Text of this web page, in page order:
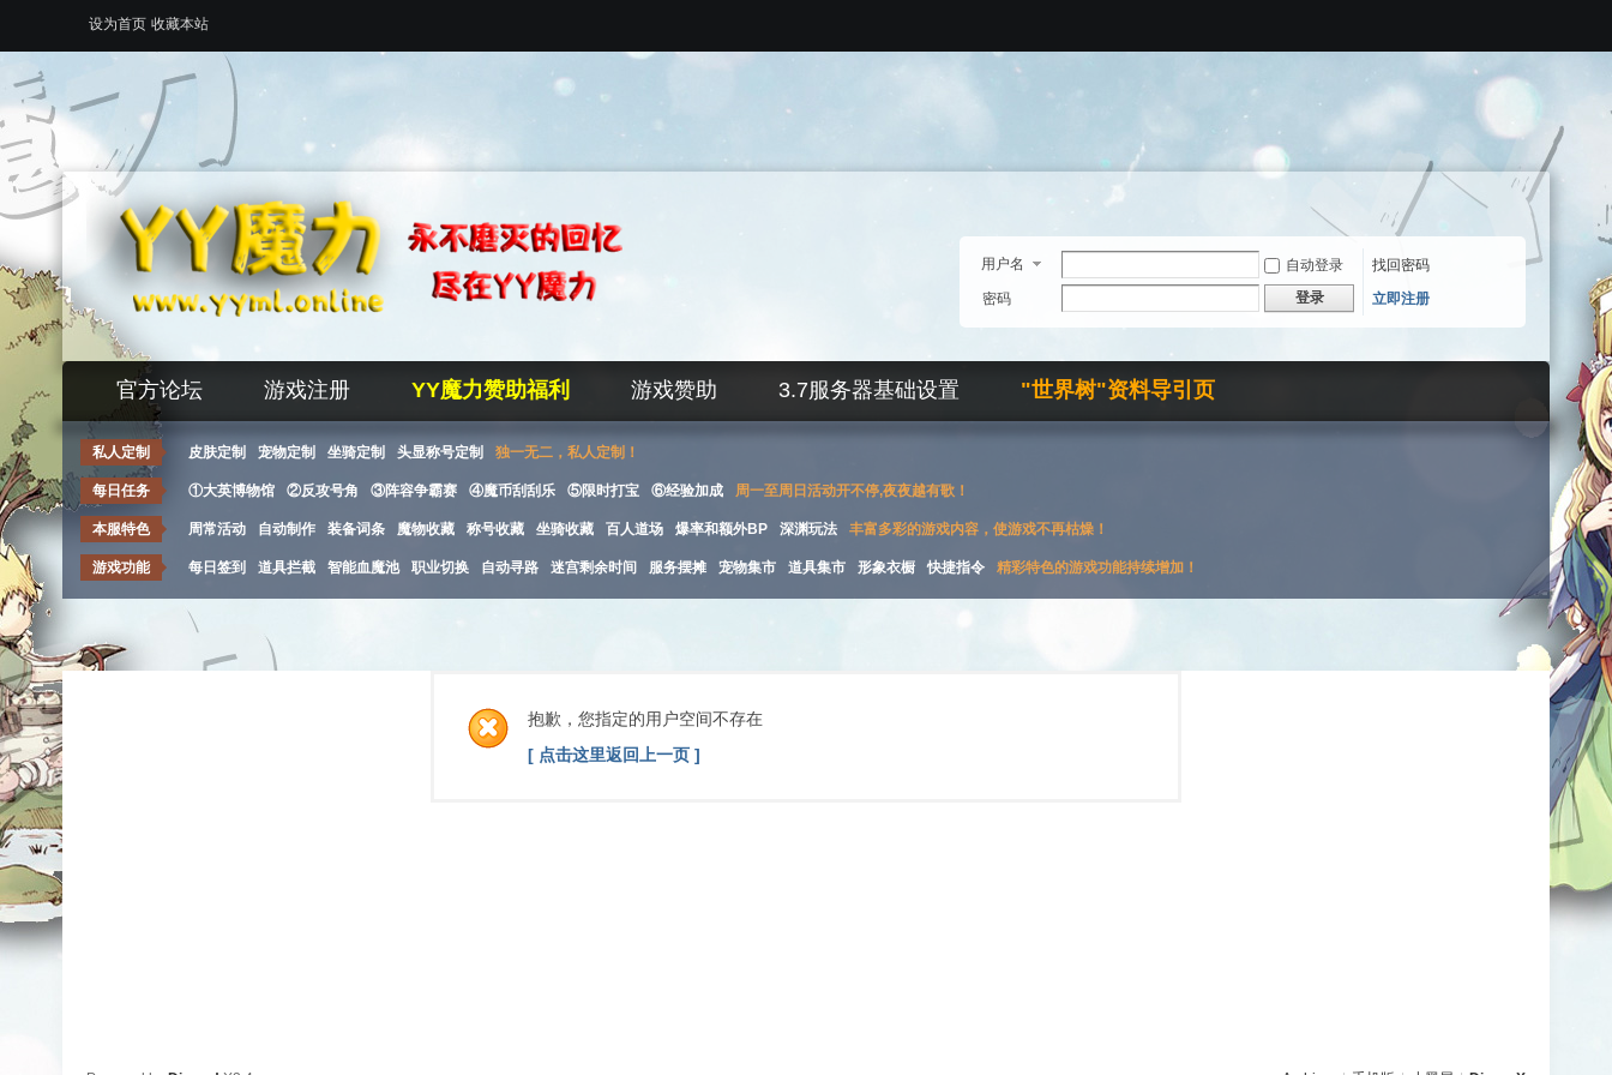
设为首页 收藏本站
用户名 自动登录
找回密码
密码
登录 立即注册
官方论坛 游戏注册 YY魔力赞助福利 游戏赞助 3.7服务器基础设置 "世界树"资料导引页
私人定制 皮肤定制 宠物定制 坐骑定制 头显称号定制 独一无二，私人定制！
每日任务 ①大英博物馆 ②反攻号角 ③阵容争霸赛 ④魔币刮刮乐 ⑤限时打宝 ⑥经验加成 周一至周日活动开不停,夜夜越有歌！
本服特色 周常活动 自动制作 装备词条 魔物收藏 称号收藏 坐骑收藏 百人道场 爆率和额外BP 深渊玩法 丰富多彩的游戏内容，使游戏不再枯燥！
游戏功能 每日签到 道具拦截 智能血魔池 职业切换 自动寻路 迷宫剩余时间 服务摆摊 宠物集市 道具集市 形象衣橱 快捷指令 精彩特色的游戏功能持续增加！
抱歉，您指定的用户空间不存在
[ 点击这里返回上一页 ]